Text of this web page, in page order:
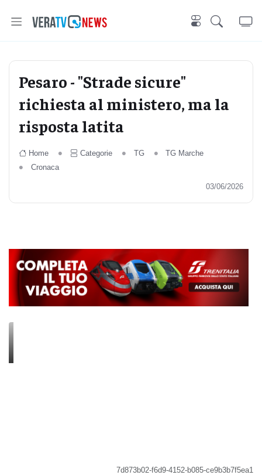
Pesaro - "Strade sicure"
richiesta al ministero, ma la
risposta latita
Home Categorie TG
TG Marche
Cronaca
03/06/2026
7d873b02-f6d9-4152-b085-ce9b3b7f5ea1